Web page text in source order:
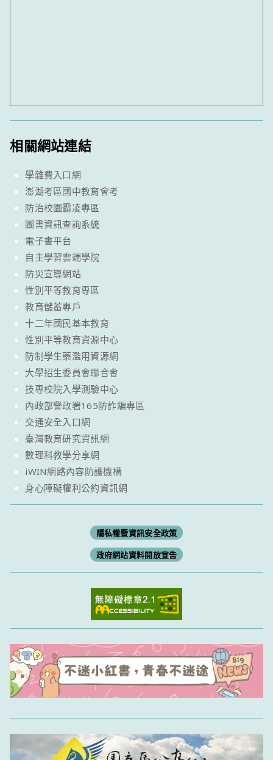
相關網站連結
學雜費入口網
澎湖考區國中教育會考
防治校園霸凌專區
圖書資訊查詢系統
電子書平台
自主學習雲端學院
防災宣導網站
性別平等教育專區
教育儲蓄專戶
十二年國民基本教育
性別平等教育資源中心
防制學生藥濫用資源網
大學招生委員會聯合會
技專校院入學測驗中心
內政部警政署165防詐騙專區
交通安全入口網
臺灣教育研究資訊網
數理科教學分享網
iWIN網路內容防護機構
身心障礙權利公約資訊網
隱私權暨資訊安全政策
政府網站資料開放宣告